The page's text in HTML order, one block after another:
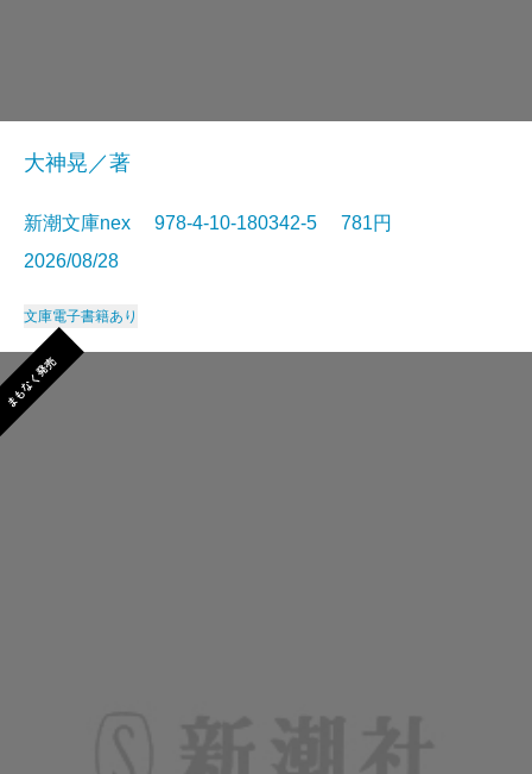
大神晃／著
新潮文庫nex 978-4-10-180342-5 781円
2026/08/28
文庫電子書籍あり
まもなく発売